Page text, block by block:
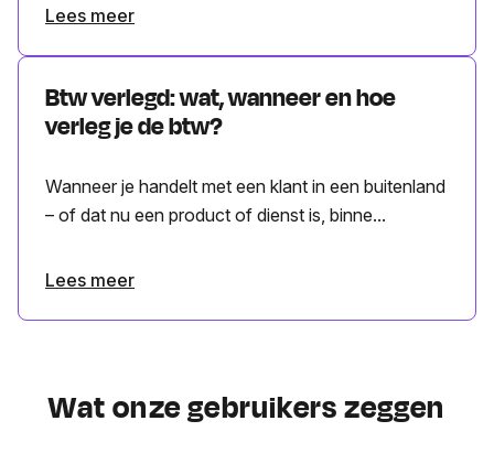
Lees meer
Btw verlegd: wat, wanneer en hoe
verleg je de btw?
Wanneer je handelt met een klant in een buitenland
– of dat nu een product of dienst is, binne...
Lees meer
Wat onze gebruikers zeggen